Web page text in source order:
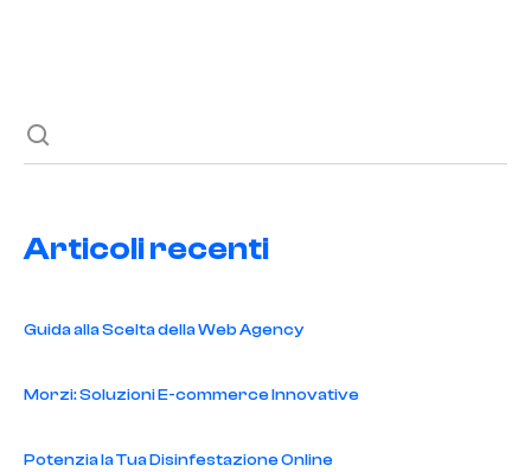
Articoli recenti
Guida alla Scelta della Web Agency
Morzi: Soluzioni E-commerce Innovative
Potenzia la Tua Disinfestazione Online